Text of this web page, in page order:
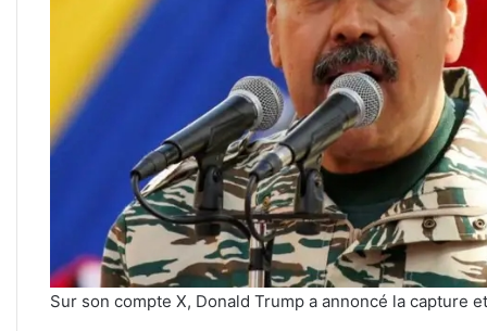
Sur son compte X, Donald Trump a annoncé la capture